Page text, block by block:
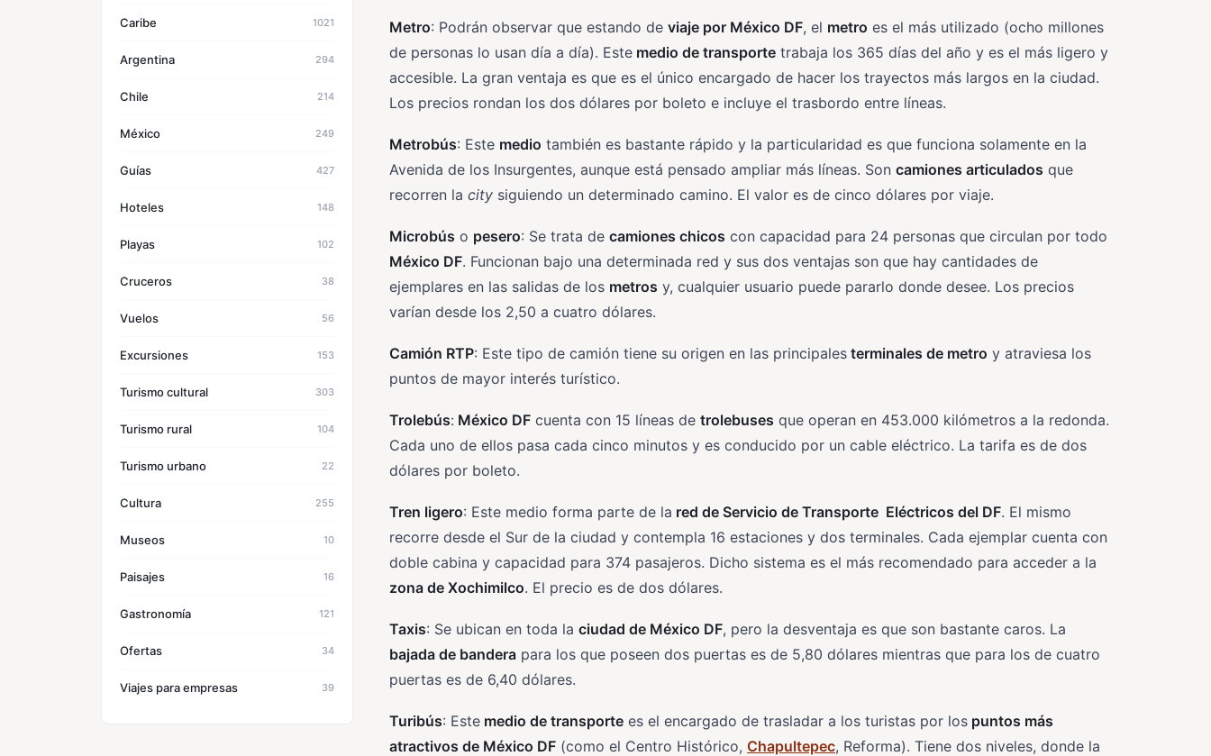
Caribe 1021
Argentina 294
Chile 214
México 249
Guías 427
Hoteles 148
Playas 102
Cruceros 38
Vuelos 56
Excursiones 153
Turismo cultural 303
Turismo rural 104
Turismo urbano 22
Cultura 255
Museos 10
Paisajes 16
Gastronomía 121
Ofertas 34
Viajes para empresas 39
Metro: Podrán observar que estando de viaje por México DF, el metro es el más utilizado (ocho millones
de personas lo usan día a día). Este medio de transporte trabaja los 365 días del año y es el más ligero y
accesible. La gran ventaja es que es el único encargado de hacer los trayectos más largos en la ciudad.
Los precios rondan los dos dólares por boleto e incluye el trasbordo entre líneas.
Metrobús: Este medio también es bastante rápido y la particularidad es que funciona solamente en la
Avenida de los Insurgentes, aunque está pensado ampliar más líneas. Son camiones articulados que
recorren la city siguiendo un determinado camino. El valor es de cinco dólares por viaje.
Microbús o pesero: Se trata de camiones chicos con capacidad para 24 personas que circulan por todo
México DF. Funcionan bajo una determinada red y sus dos ventajas son que hay cantidades de
ejemplares en las salidas de los metros y, cualquier usuario puede pararlo donde desee. Los precios
varían desde los 2,50 a cuatro dólares.
Camión RTP: Este tipo de camión tiene su origen en las principales terminales de metro y atraviesa los
puntos de mayor interés turístico.
Trolebús: México DF cuenta con 15 líneas de trolebuses que operan en 453.000 kilómetros a la redonda.
Cada uno de ellos pasa cada cinco minutos y es conducido por un cable eléctrico. La tarifa es de dos
dólares por boleto.
Tren ligero: Este medio forma parte de la red de Servicio de Transporte Eléctricos del DF. El mismo
recorre desde el Sur de la ciudad y contempla 16 estaciones y dos terminales. Cada ejemplar cuenta con
doble cabina y capacidad para 374 pasajeros. Dicho sistema es el más recomendado para acceder a la
zona de Xochimilco. El precio es de dos dólares.
Taxis: Se ubican en toda la ciudad de México DF, pero la desventaja es que son bastante caros. La
bajada de bandera para los que poseen dos puertas es de 5,80 dólares mientras que para los de cuatro
puertas es de 6,40 dólares.
Turibús: Este medio de transporte es el encargado de trasladar a los turistas por los puntos más
atractivos de México DF (como el Centro Histórico, Chapultepec, Reforma). Tiene dos niveles, donde la